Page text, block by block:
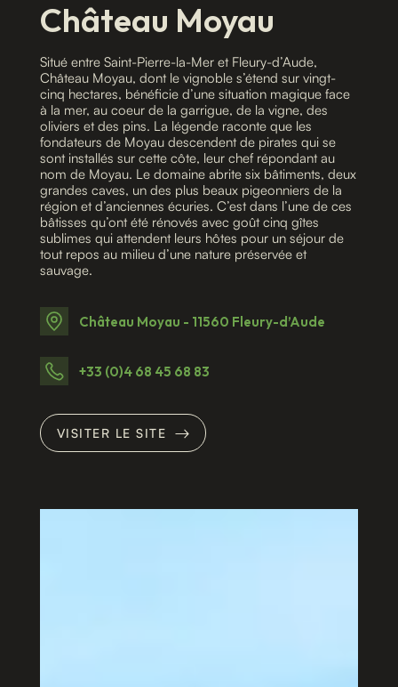
Château Moyau
Situé entre Saint-Pierre-la-Mer et Fleury-d’Aude,
Château Moyau, dont le vignoble s’étend sur vingt-
cinq hectares, bénéficie d’une situation magique face
à la mer, au coeur de la garrigue, de la vigne, des
oliviers et des pins. La légende raconte que les
fondateurs de Moyau descendent de pirates qui se
sont installés sur cette côte, leur chef répondant au
nom de Moyau. Le domaine abrite six bâtiments, deux
grandes caves, un des plus beaux pigeonniers de la
région et d’anciennes écuries. C’est dans l’une de ces
bâtisses qu’ont été rénovés avec goût cinq gîtes
sublimes qui attendent leurs hôtes pour un séjour de
tout repos au milieu d’une nature préservée et
sauvage.
Château Moyau - 11560 Fleury-d’Aude
+33 (0)4 68 45 68 83
VISITER LE SITE